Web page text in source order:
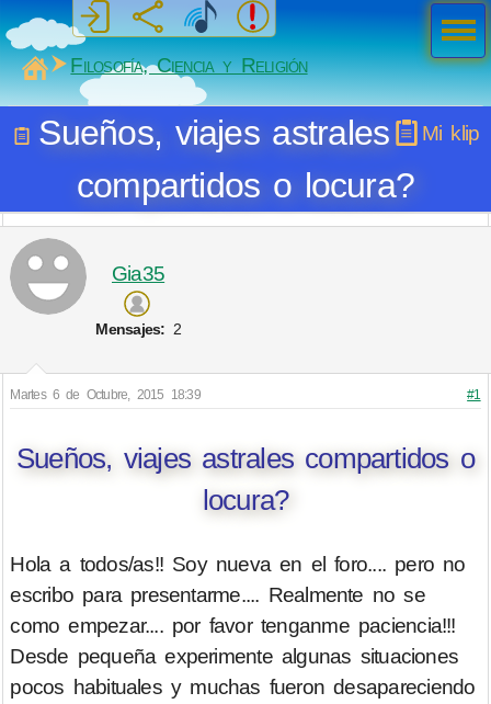
MiSabueso
Filosofía, Ciencia y Religión
Mi klip
Sueños, viajes astrales
compartidos o locura?
Gia35
Mensajes: 2
Martes 6 de Octubre, 2015 18:39 #1
Sueños, viajes astrales compartidos o
locura?
Hola a todos/as!! Soy nueva en el foro.... pero no
escribo para presentarme.... Realmente no se
como empezar.... por favor tenganme paciencia!!!
Desde pequeña experimente algunas situaciones
pocos habituales y muchas fueron desapareciendo
Men
ú